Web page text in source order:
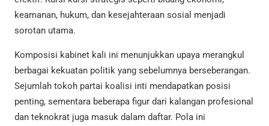
keamanan, hukum, dan kesejahteraan sosial menjadi
sorotan utama.
Komposisi kabinet kali ini menunjukkan upaya merangkul
berbagai kekuatan politik yang sebelumnya berseberangan.
Sejumlah tokoh partai koalisi inti mendapatkan posisi
penting, sementara beberapa figur dari kalangan profesional
dan teknokrat juga masuk dalam daftar. Pola ini